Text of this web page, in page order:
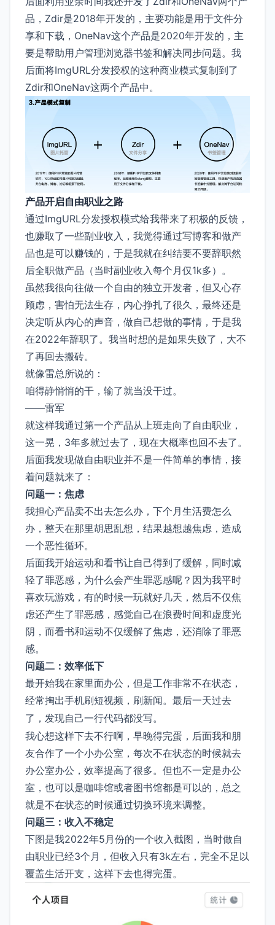
品，Zdir是2018年开发的，主要功能是用于文件分
享和下载，OneNav这个产品是2020年开发的，主
要是帮助用户管理浏览器书签和解决同步问题。我
后面将ImgURL分发授权的这种商业模式复制到了
Zdir和OneNav这两个产品中。
产品开启自由职业之路
通过ImgURL分发授权模式给我带来了积极的反馈，
也赚取了一些副业收入，我觉得通过写博客和做产
品也是可以赚钱的，于是我就在纠结要不要辞职然
后全职做产品（当时副业收入每个月仅1k多）。
虽然我很向往做一个自由的独立开发者，但又心存
顾虑，害怕无法生存，内心挣扎了很久，最终还是
决定听从内心的声音，做自己想做的事情，于是我
在2022年辞职了。我当时想的是如果失败了，大不
了再回去搬砖。
就像雷总所说的：
咱得静悄悄的干，输了就当没干过。
——雷军
就这样我通过第一个产品从上班走向了自由职业，
这一晃，3年多就过去了，现在大概率也回不去了。
后面我发现做自由职业并不是一件简单的事情，接
着问题就来了：
问题一：焦虑
我担心产品卖不出去怎么办，下个月生活费怎么
办，整天在那里胡思乱想，结果越想越焦虑，造成
一个恶性循环。
后面我开始运动和看书让自己得到了缓解，同时减
轻了罪恶感，为什么会产生罪恶感呢？因为我平时
喜欢玩游戏，有的时候一玩就好几天，然后不仅焦
虑还产生了罪恶感，感觉自己在浪费时间和虚度光
阴，而看书和运动不仅缓解了焦虑，还消除了罪恶
感。
问题二：效率低下
最开始我在家里面办公，但是工作非常不在状态，
经常掏出手机刷短视频，刷新闻。 最后一天过去
了，发现自己一行代码都没写。
我心想这样下去不行啊，早晚得完蛋，后面我和朋
友合作了一个小办公室，每次不在状态的时候就去
办公室办公，效率提高了很多。但也不一定是办公
室，也可以是咖啡馆或者图书馆都是可以的，总之
就是不在状态的时候通过切换环境来调整。
问题三：收入不稳定
下图是我2022年5月份的一个收入截图，当时做自
由职业已经3个月，但收入只有3k左右，完全不足以
覆盖生活开支，这样下去也得完蛋。